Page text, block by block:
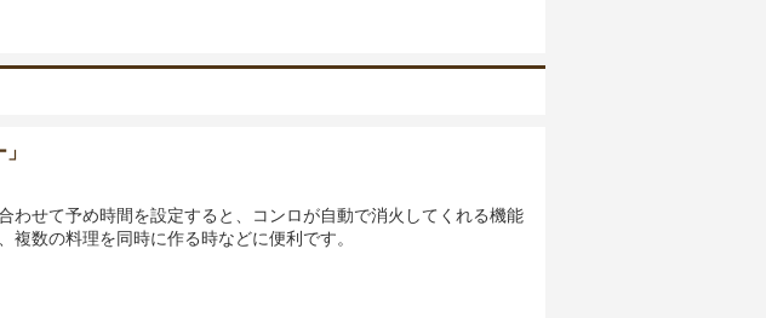
わせて予め時間を設定すると、コンロが自動で消火してくれる機能
複数の料理を同時に作る時などに便利です。